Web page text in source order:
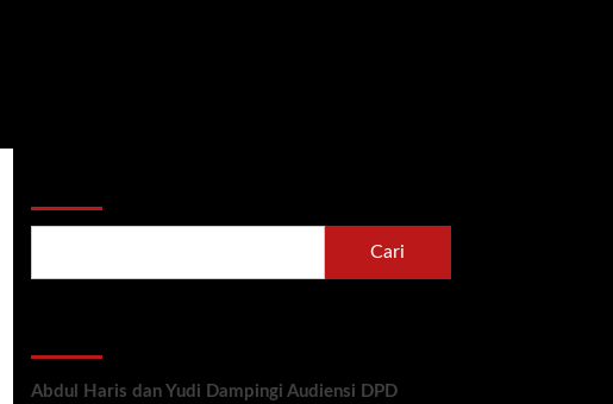
Cari
Abdul Haris dan Yudi Dampingi Audiensi DPD